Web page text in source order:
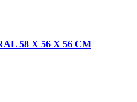
58 X 56 X 56 CM